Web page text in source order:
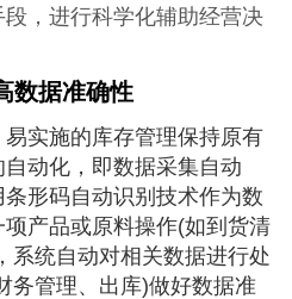
，进行科学化辅助经营决
数据准确性
实施的库存管理保持原有
动化，即数据采集自动
形码自动识别技术作为数
产品或原料操作(如到货清
系统自动对相关数据进行处
务管理、出库)做好数据准